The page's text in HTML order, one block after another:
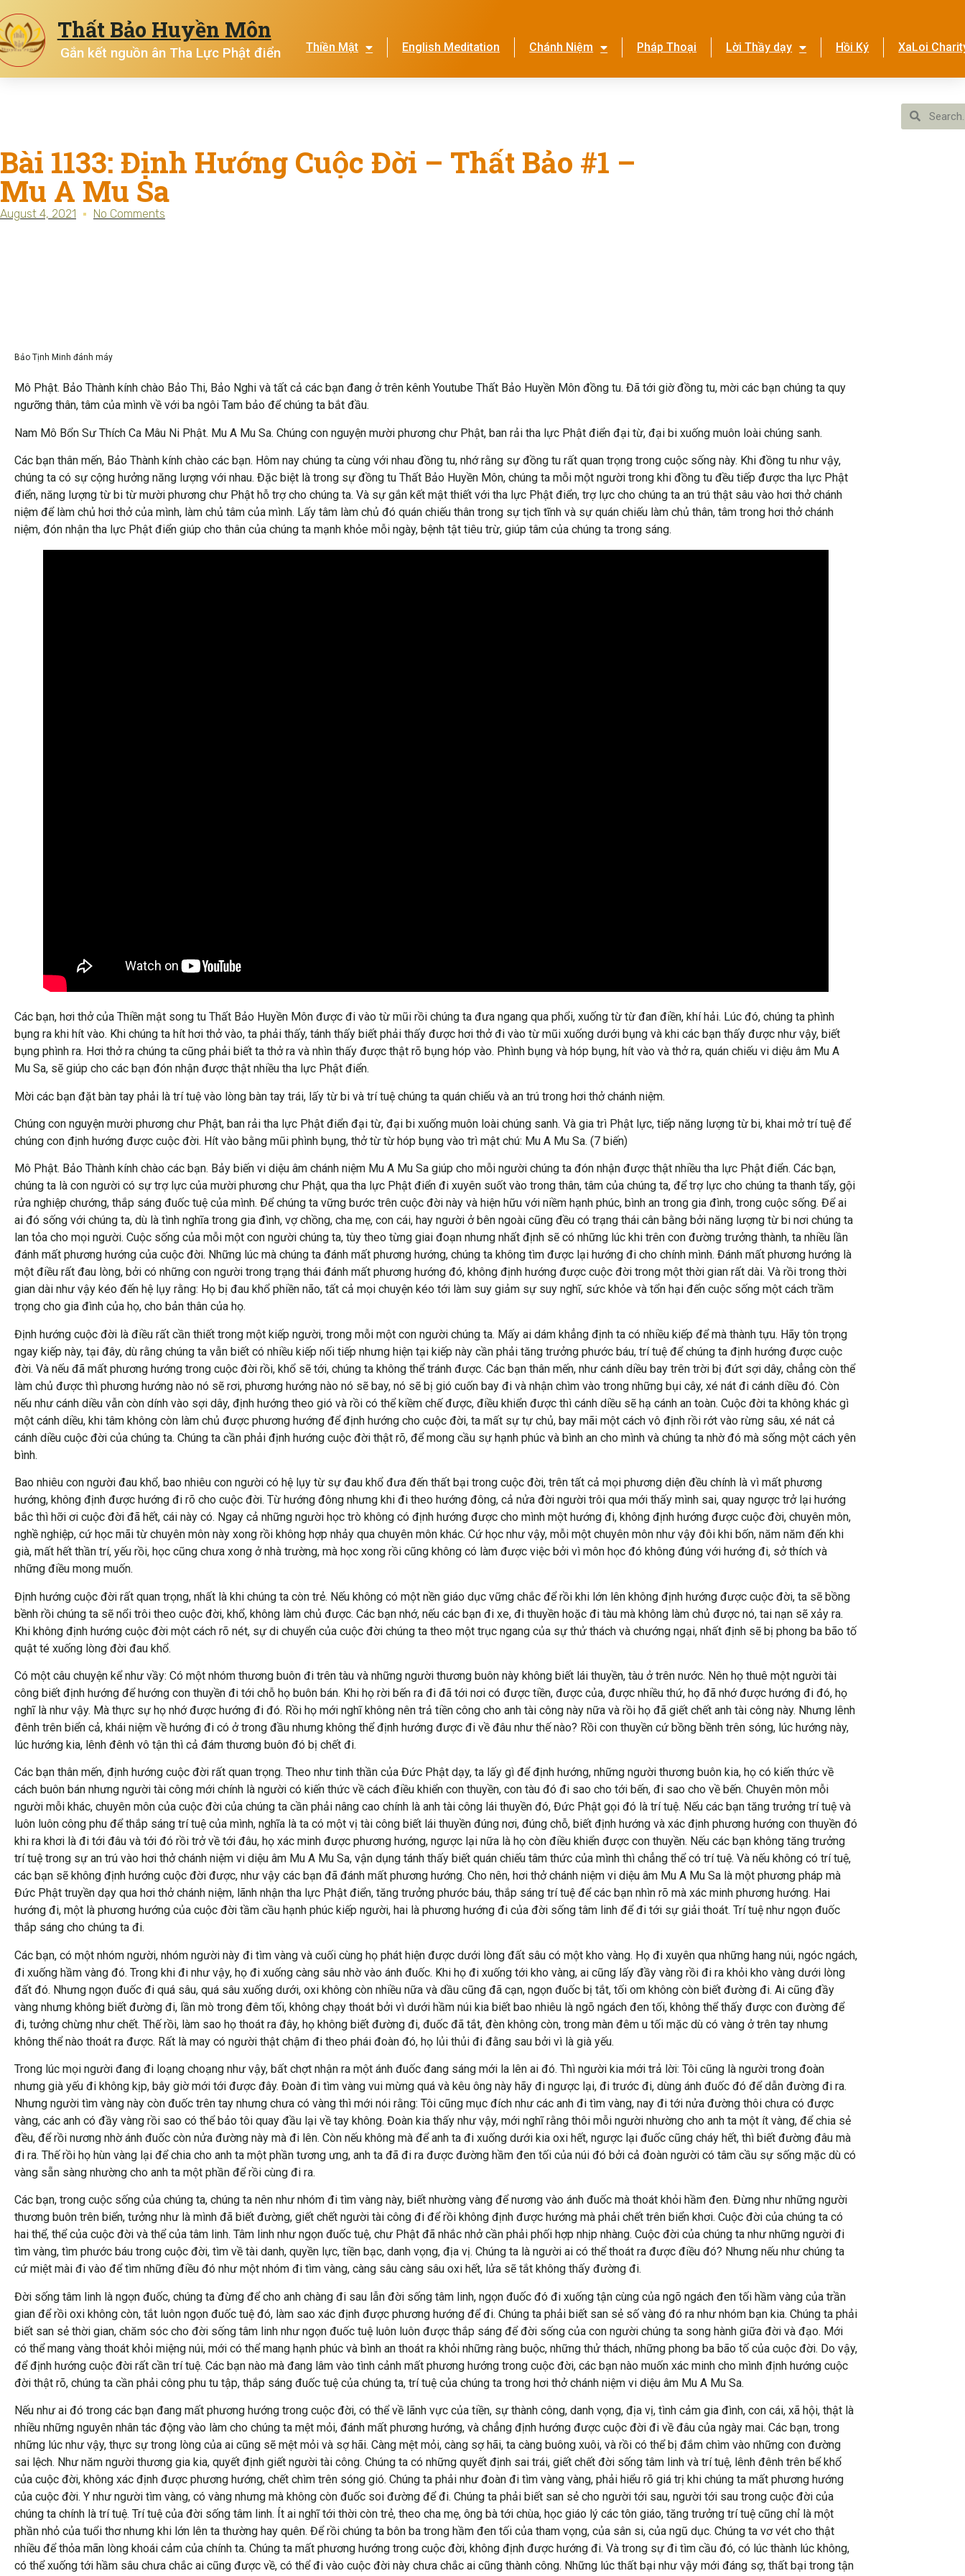
Thất Bảo Huyền Môn
Gắn kết nguồn ân Tha Lực Phật điển Thiền Mật English Meditation Chánh Niệm Pháp Thoại Lời Thầy dạy Hồi Ký XaLoi
Bài 1133: Định Hướng Cuộc Đời – Thất Bảo #1 –
Mu A Mu Sa
August 4, 2021 No Comments
Bảo Tịnh Minh đánh máy
Mô Phật. Bảo Thành kính chào Bảo Thi, Bảo Nghi và tất cả các bạn đang ở trên kênh Youtube Thất Bảo Huyền Môn đồng tu. Đã tới giờ đồng tu, mời các bạn chúng ta quy
ngưỡng thân, tâm của mình về với ba ngôi Tam bảo để chúng ta bắt đầu.
Nam Mô Bổn Sư Thích Ca Mâu Ni Phật. Mu A Mu Sa. Chúng con nguyện mười phương chư Phật, ban rải tha lực Phật điển đại từ, đại bi xuống muôn loài chúng sanh.
Các bạn thân mến, Bảo Thành kính chào các bạn. Hôm nay chúng ta cùng với nhau đồng tu, nhớ rằng sự đồng tu rất quan trọng trong cuộc sống này. Khi đồng tu như vậy,
chúng ta có sự cộng hưởng năng lượng với nhau. Đặc biệt là trong sự đồng tu Thất Bảo Huyền Môn, chúng ta mỗi một người trong khi đồng tu đều tiếp được tha lực Phật
điển, năng lượng từ bi từ mười phương chư Phật hỗ trợ cho chúng ta. Và sự gắn kết mật thiết với tha lực Phật điển, trợ lực cho chúng ta an trú thật sâu vào hơi thở chánh
niệm để làm chủ hơi thở của mình, làm chủ tâm của mình. Lấy tâm làm chủ đó quán chiếu thân trong sự tịch tĩnh và sự quán chiếu làm chủ thân, tâm trong hơi thở chánh
niệm, đón nhận tha lực Phật điển giúp cho thân của chúng ta mạnh khỏe mỗi ngày, bệnh tật tiêu trừ, giúp tâm của chúng ta trong sáng.
Các bạn, hơi thở của Thiền mật song tu Thất Bảo Huyền Môn được đi vào từ mũi rồi chúng ta đưa ngang qua phổi, xuống từ từ đan điền, khí hải. Lúc đó, chúng ta phình
bụng ra khi hít vào. Khi chúng ta hít hơi thở vào, ta phải thấy, tánh thấy biết phải thấy được hơi thở đi vào từ mũi xuống dưới bụng và khi các bạn thấy được như vậy, biết
bụng phình ra. Hơi thở ra chúng ta cũng phải biết ta thở ra và nhìn thấy được thật rõ bụng hóp vào. Phình bụng và hóp bụng, hít vào và thở ra, quán chiếu vi diệu âm Mu A
Mu Sa, sẽ giúp cho các bạn đón nhận được thật nhiều tha lực Phật điển.
Mời các bạn đặt bàn tay phải là trí tuệ vào lòng bàn tay trái, lấy từ bi và trí tuệ chúng ta quán chiếu và an trú trong hơi thở chánh niệm.
Chúng con nguyện mười phương chư Phật, ban rải tha lực Phật điển đại từ, đại bi xuống muôn loài chúng sanh. Và gia trì Phật lực, tiếp năng lượng từ bi, khai mở trí tuệ để
chúng con định hướng được cuộc đời. Hít vào bằng mũi phình bụng, thở từ từ hóp bụng vào trì mật chú: Mu A Mu Sa. (7 biến)
Mô Phật. Bảo Thành kính chào các bạn. Bảy biến vi diệu âm chánh niệm Mu A Mu Sa giúp cho mỗi người chúng ta đón nhận được thật nhiều tha lực Phật điển. Các bạn,
chúng ta là con người có sự trợ lực của mười phương chư Phật, qua tha lực Phật điển đi xuyên suốt vào trong thân, tâm của chúng ta, để trợ lực cho chúng ta thanh tẩy, gội
rửa nghiệp chướng, thắp sáng đuốc tuệ của mình. Để chúng ta vững bước trên cuộc đời này và hiện hữu với niềm hạnh phúc, bình an trong gia đình, trong cuộc sống. Để ai
ai đó sống với chúng ta, dù là tình nghĩa trong gia đình, vợ chồng, cha mẹ, con cái, hay người ở bên ngoài cũng đều có trạng thái cân bằng bởi năng lượng từ bi nơi chúng ta
lan tỏa cho mọi người. Cuộc sống của mỗi một con người chúng ta, tùy theo từng giai đoạn nhưng nhất định sẽ có những lúc khi trên con đường trưởng thành, ta nhiều lần
đánh mất phương hướng của cuộc đời. Những lúc mà chúng ta đánh mất phương hướng, chúng ta không tìm được lại hướng đi cho chính mình. Đánh mất phương hướng là
một điều rất đau lòng, bởi có những con người trong trạng thái đánh mất phương hướng đó, không định hướng được cuộc đời trong một thời gian rất dài. Và rồi trong thời
gian dài như vậy kéo đến hệ lụy rằng: Họ bị đau khổ phiền não, tất cả mọi chuyện kéo tới làm suy giảm sự suy nghĩ, sức khỏe và tổn hại đến cuộc sống một cách trầm
trọng cho gia đình của họ, cho bản thân của họ.
Định hướng cuộc đời là điều rất cần thiết trong một kiếp người, trong mỗi một con người chúng ta. Mấy ai dám khẳng định ta có nhiều kiếp để mà thành tựu. Hãy tôn trọng
ngay kiếp này, tại đây, dù rằng chúng ta vẫn biết có nhiều kiếp nối tiếp nhưng hiện tại kiếp này cần phải tăng trưởng phước báu, trí tuệ để chúng ta định hướng được cuộc
đời. Và nếu đã mất phương hướng trong cuộc đời rồi, khổ sẽ tới, chúng ta không thể tránh được. Các bạn thân mến, như cánh diều bay trên trời bị đứt sợi dây, chẳng còn thể
làm chủ được thì phương hướng nào nó sẽ rơi, phương hướng nào nó sẽ bay, nó sẽ bị gió cuốn bay đi và nhận chìm vào trong những bụi cây, xé nát đi cánh diều đó. Còn
nếu như cánh diều vẫn còn dính vào sợi dây, định hướng theo gió và rồi có thể kiềm chế được, điều khiển được thì cánh diều sẽ hạ cánh an toàn. Cuộc đời ta không khác gì
một cánh diều, khi tâm không còn làm chủ được phương hướng để định hướng cho cuộc đời, ta mất sự tự chủ, bay mãi một cách vô định rồi rớt vào rừng sâu, xé nát cả
cánh diều cuộc đời của chúng ta. Chúng ta cần phải định hướng cuộc đời thật rõ, để mong cầu sự hạnh phúc và bình an cho mình và chúng ta nhờ đó mà sống một cách yên
bình.
Bao nhiêu con người đau khổ, bao nhiêu con người có hệ lụy từ sự đau khổ đưa đến thất bại trong cuộc đời, trên tất cả mọi phương diện đều chính là vì mất phương
hướng, không định được hướng đi rõ cho cuộc đời. Từ hướng đông nhưng khi đi theo hướng đông, cả nửa đời người trôi qua mới thấy mình sai, quay ngược trở lại hướng
bắc thì hỡi ơi cuộc đời đã hết, cái này có. Ngay cả những người học trò không có định hướng được cho mình một hướng đi, không định hướng được cuộc đời, chuyên môn,
nghề nghiệp, cứ học mãi từ chuyên môn này xong rồi không hợp nhảy qua chuyên môn khác. Cứ học như vậy, mỗi một chuyên môn như vậy đôi khi bốn, năm năm đến khi
già, mất hết thần trí, yếu rồi, học cũng chưa xong ở nhà trường, mà học xong rồi cũng không có làm được việc bởi vì môn học đó không đúng với hướng đi, sở thích và
những điều mong muốn.
Định hướng cuộc đời rất quan trọng, nhất là khi chúng ta còn trẻ. Nếu không có một nền giáo dục vững chắc để rồi khi lớn lên không định hướng được cuộc đời, ta sẽ bồng
bềnh rồi chúng ta sẽ nổi trôi theo cuộc đời, khổ, không làm chủ được. Các bạn nhớ, nếu các bạn đi xe, đi thuyền hoặc đi tàu mà không làm chủ được nó, tai nạn sẽ xảy ra.
Khi không định hướng cuộc đời một cách rõ nét, sự di chuyển của cuộc đời chúng ta theo một trục ngang của sự thử thách và chướng ngại, nhất định sẽ bị phong ba bão tố
quật té xuống lòng đời đau khổ.
Có một câu chuyện kể như vầy: Có một nhóm thương buôn đi trên tàu và những người thương buôn này không biết lái thuyền, tàu ở trên nước. Nên họ thuê một người tài
công biết định hướng để hướng con thuyền đi tới chỗ họ buôn bán. Khi họ rời bến ra đi đã tới nơi có được tiền, được của, được nhiều thứ, họ đã nhớ được hướng đi đó, họ
nghĩ là như vậy. Mà thực sự họ nhớ được hướng đi đó. Rồi họ mới nghĩ không nên trả tiền công cho anh tài công này nữa và rồi họ đã giết chết anh tài công này. Nhưng lênh
đênh trên biển cả, khái niệm về hướng đi có ở trong đầu nhưng không thể định hướng được đi về đâu như thế nào? Rồi con thuyền cứ bồng bềnh trên sóng, lúc hướng này,
lúc hướng kia, lênh đênh vô tận thì cả đám thương buôn đó bị chết đi.
Các bạn thân mến, định hướng cuộc đời rất quan trọng. Theo như tinh thần của Đức Phật dạy, ta lấy gì để định hướng, những người thương buôn kia, họ có kiến thức về
cách buôn bán nhưng người tài công mới chính là người có kiến thức về cách điều khiển con thuyền, con tàu đó đi sao cho tới bến, đi sao cho về bến. Chuyên môn mỗi
người mỗi khác, chuyên môn của cuộc đời của chúng ta cần phải nâng cao chính là anh tài công lái thuyền đó, Đức Phật gọi đó là trí tuệ. Nếu các bạn tăng trưởng trí tuệ và
luôn luôn công phu để thắp sáng trí tuệ của mình, nghĩa là ta có một vị tài công biết lái thuyền đúng nơi, đúng chỗ, biết định hướng và xác định phương hướng con thuyền đó
khi ra khơi là đi tới đâu và tới đó rồi trở về tới đâu, họ xác minh được phương hướng, ngược lại nữa là họ còn điều khiển được con thuyền. Nếu các bạn không tăng trưởng
trí tuệ trong sự an trú vào hơi thở chánh niệm vi diệu âm Mu A Mu Sa, vận dụng tánh thấy biết quán chiếu tâm thức của mình thì chẳng thể có trí tuệ. Và nếu không có trí tuệ,
các bạn sẽ không định hướng cuộc đời được, như vậy các bạn đã đánh mất phương hướng. Cho nên, hơi thở chánh niệm vi diệu âm Mu A Mu Sa là một phương pháp mà
Đức Phật truyền dạy qua hơi thở chánh niệm, lãnh nhận tha lực Phật điển, tăng trưởng phước báu, thắp sáng trí tuệ để các bạn nhìn rõ mà xác minh phương hướng. Hai
hướng đi, một là phương hướng của cuộc đời tầm cầu hạnh phúc kiếp người, hai là phương hướng đi của đời sống tâm linh để đi tới sự giải thoát. Trí tuệ như ngọn đuốc
thắp sáng cho chúng ta đi.
Các bạn, có một nhóm người, nhóm người này đi tìm vàng và cuối cùng họ phát hiện được dưới lòng đất sâu có một kho vàng. Họ đi xuyên qua những hang núi, ngóc ngách,
đi xuống hầm vàng đó. Trong khi đi như vậy, họ đi xuống càng sâu nhờ vào ánh đuốc. Khi họ đi xuống tới kho vàng, ai cũng lấy đầy vàng rồi đi ra khỏi kho vàng dưới lòng
đất đó. Nhưng ngọn đuốc đi quá sâu, quá sâu xuống dưới, oxi không còn nhiều nữa và dầu cũng đã cạn, ngọn đuốc bị tắt, tối om không còn biết đường đi. Ai cũng đầy
vàng nhưng không biết đường đi, lần mò trong đêm tối, không chạy thoát bởi vì dưới hầm núi kia biết bao nhiêu là ngõ ngách đen tối, không thể thấy được con đường để
đi, tưởng chừng như chết. Thế rồi, làm sao họ thoát ra đây, họ không biết đường đi, đuốc đã tắt, đèn không còn, trong màn đêm u tối mặc dù có vàng ở trên tay nhưng
không thể nào thoát ra được. Rất là may có người thật chậm đi theo phái đoàn đó, họ lủi thủi đi đằng sau bởi vì là già yếu.
Trong lúc mọi người đang đi loạng choạng như vậy, bất chợt nhận ra một ánh đuốc đang sáng mới la lên ai đó. Thì người kia mới trả lời: Tôi cũng là người trong đoàn
nhưng già yếu đi không kịp, bây giờ mới tới được đây. Đoàn đi tìm vàng vui mừng quá và kêu ông này hãy đi ngược lại, đi trước đi, dùng ánh đuốc đó để dẫn đường đi ra.
Nhưng người tìm vàng này còn đuốc trên tay nhưng chưa có vàng thì mới nói rằng: Tôi cũng mục đích như các anh đi tìm vàng, nay đi tới nửa đường thôi chưa có được
vàng, các anh có đầy vàng rồi sao có thể bảo tôi quay đầu lại về tay không. Đoàn kia thấy như vậy, mới nghĩ rằng thôi mỗi người nhường cho anh ta một ít vàng, để chia sẻ
đều, để rồi nương nhờ ánh đuốc còn nửa đường này mà đi lên. Còn nếu không mà để anh ta đi xuống dưới kia oxi hết, ngược lại đuốc cũng cháy hết, thì biết đường đâu mà
đi ra. Thế rồi họ hùn vàng lại để chia cho anh ta một phần tương ưng, anh ta đã đi ra được đường hầm đen tối của núi đó bởi cả đoàn người có tâm cầu sự sống mặc dù có
vàng sẵn sàng nhường cho anh ta một phần để rồi cùng đi ra.
Các bạn, trong cuộc sống của chúng ta, chúng ta nên như nhóm đi tìm vàng này, biết nhường vàng để nương vào ánh đuốc mà thoát khỏi hầm đen. Đừng như những người
thương buôn trên biển, tưởng như là mình đã biết đường, giết chết người tài công đi để rồi không định được hướng mà phải chết trên biển khơi. Cuộc đời của chúng ta có
hai thể, thể của cuộc đời và thể của tâm linh. Tâm linh như ngọn đuốc tuệ, chư Phật đã nhắc nhở cần phải phối hợp nhịp nhàng. Cuộc đời của chúng ta như những người đi
tìm vàng, tìm phước báu trong cuộc đời, tìm về tài danh, quyền lực, tiền bạc, danh vọng, địa vị. Chúng ta là người ai có thể thoát ra được điều đó? Nhưng nếu như chúng ta
cứ miệt mài đi vào để tìm những điều đó như một nhóm đi tìm vàng, càng sâu càng sâu oxi hết, lửa sẽ tắt không thấy đường đi.
Đời sống tâm linh là ngọn đuốc, chúng ta đừng để cho anh chàng đi sau lẫn đời sống tâm linh, ngọn đuốc đó đi xuống tận cùng của ngõ ngách đen tối hầm vàng của trần
gian để rồi oxi không còn, tắt luôn ngọn đuốc tuệ đó, làm sao xác định được phương hướng để đi. Chúng ta phải biết san sẻ số vàng đó ra như nhóm bạn kia. Chúng ta phải
biết san sẻ thời gian, chăm sóc cho đời sống tâm linh như ngọn đuốc tuệ luôn luôn được thắp sáng để đời sống của con người chúng ta song hành giữa đời và đạo. Mới
có thể mang vàng thoát khỏi miệng núi, mới có thể mang hạnh phúc và bình an thoát ra khỏi những ràng buộc, những thử thách, những phong ba bão tố của cuộc đời. Do vậy,
để định hướng cuộc đời rất cần trí tuệ. Các bạn nào mà đang lâm vào tình cảnh mất phương hướng trong cuộc đời, các bạn nào muốn xác minh cho mình định hướng cuộc
đời thật rõ, chúng ta cần phải công phu tu tập, thắp sáng đuốc tuệ của chúng ta, trí tuệ của chúng ta trong hơi thở chánh niệm vi diệu âm Mu A Mu Sa.
Nếu như ai đó trong các bạn đang mất phương hướng trong cuộc đời, có thể về lãnh vực của tiền, sự thành công, danh vọng, địa vị, tình cảm gia đình, con cái, xã hội, thật là
nhiều những nguyên nhân tác động vào làm cho chúng ta mệt mỏi, đánh mất phương hướng, và chẳng định hướng được cuộc đời đi về đâu của ngày mai. Các bạn, trong
những lúc như vậy, thực sự trong lòng của ai cũng sẽ mệt mỏi và sợ hãi. Càng mệt mỏi, càng sợ hãi, ta càng buông xuôi, và rồi có thể bị đắm chìm vào những con đường
sai lệch. Như năm người thương gia kia, quyết định giết người tài công. Chúng ta có những quyết định sai trái, giết chết đời sống tâm linh và trí tuệ, lênh đênh trên bể khổ
của cuộc đời, không xác định được phương hướng, chết chìm trên sóng gió. Chúng ta phải như đoàn đi tìm vàng vàng, phải hiểu rõ giá trị khi chúng ta mất phương hướng
của cuộc đời. Y như người tìm vàng, có vàng nhưng mà không còn đuốc soi đường để đi. Chúng ta phải biết san sẻ cho người tới sau, người tới sau trong cuộc đời của
chúng ta chính là trí tuệ. Trí tuệ của đời sống tâm linh. Ít ai nghĩ tới thời còn trẻ, theo cha mẹ, ông bà tới chùa, học giáo lý các tôn giáo, tăng trưởng trí tuệ cũng chỉ là một
phần nhỏ của tuổi thơ nhưng khi lớn lên ta thường hay quên. Để rồi chúng ta bôn ba trong hầm đen tối của tham vọng, của sân si, của ngũ dục. Chúng ta vơ vét cho thật
nhiều để thỏa mãn lòng khoái cảm của chính ta. Chúng ta mất phương hướng trong cuộc đời, không định được hướng đi. Và trong sự đi tìm cầu đó, có lúc thành lúc không,
có thể xuống tới hầm sâu chưa chắc ai cũng được về, có thể đi vào cuộc đời này chưa chắc ai cũng thành công. Những lúc thất bại như vậy mới đáng sợ, thất bại trong tận